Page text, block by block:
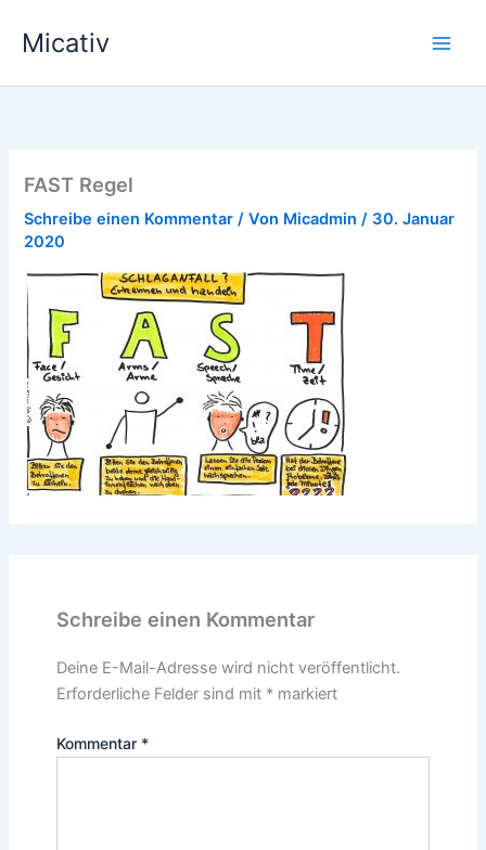
InhaltMicativ
FAST Regel
Schreibe einen Kommentar / Von Micadmin/ 30. Januar
2020
Schreibe einen Kommentar
Deine E-Mail-Adresse wird nicht veröffentlicht.
Erforderliche Felder sind mit *markiert
Kommentar *